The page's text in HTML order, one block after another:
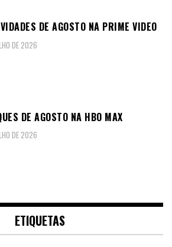
DE AGOSTO NA PRIME VIDEO
DE 2026
DE AGOSTO NA HBO MAX
DE 2026
ETIQUETAS